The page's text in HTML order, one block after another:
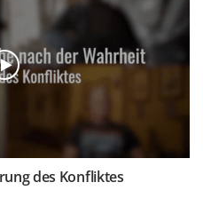
des Konfliktes